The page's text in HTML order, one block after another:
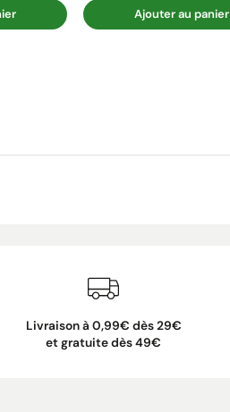
Ajouter au panier
Livraison à 0,99€ dès 29€
et gratuite dès 49€